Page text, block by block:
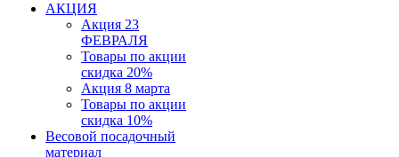
АКЦИЯ
Акция 23
ФЕВРАЛЯ
Товары по акции
скидка 20%
Акция 8 марта
Товары по акции
скидка 10%
Весовой посадочный
материал